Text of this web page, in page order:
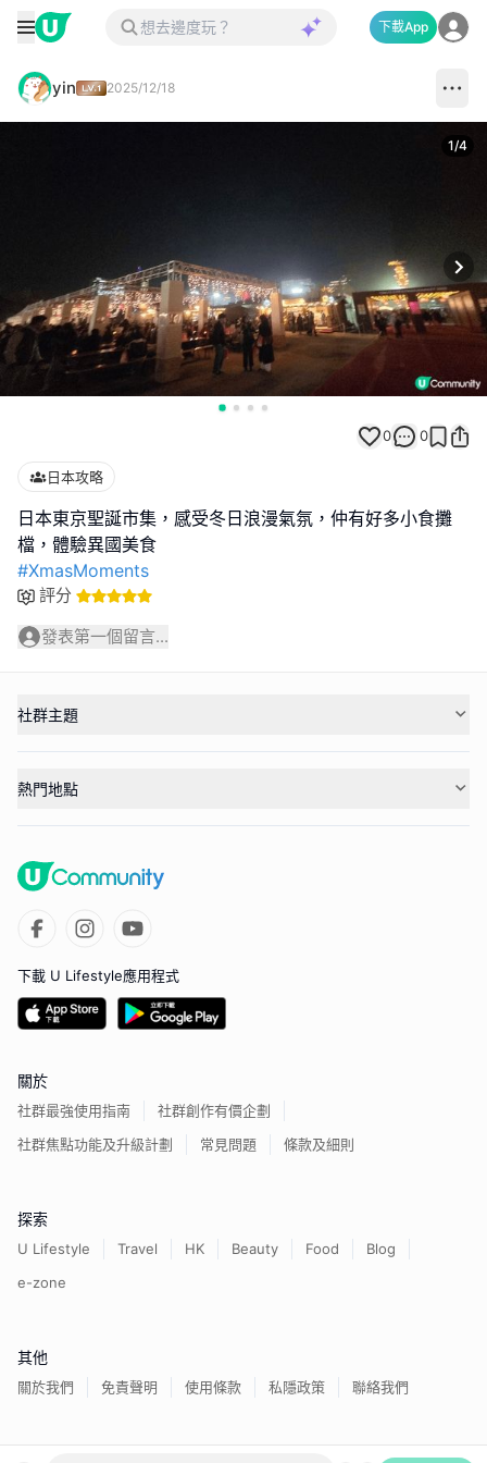
下載App
yin 2025/12/18
1/4
0 0
日本攻略
日本東京聖誕市集，感受冬日浪漫氣氛，仲有好多小食攤
#XmasMoments
評分
發表第一個留言...
社群主題
熱門地點
下載 U Lifestyle應用程式
關於
社群最強使用指南
社群創作有價企劃
社群焦點功能及升級計劃
常見問題 條款及細則
探索
U Lifestyle Travel HK Beauty Food
Blog
e-zone
其他
關於我們 免責聲明 使用條款 私隱政策 聯絡我們